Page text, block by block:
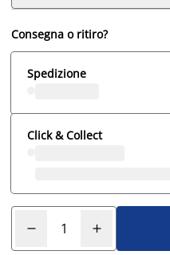
Consegna o ritiro?
Spedizione
Click & Collect